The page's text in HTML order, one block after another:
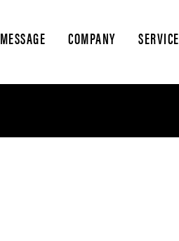
MESSAGE COMPANY SERVICE